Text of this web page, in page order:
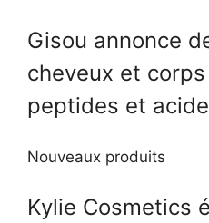
Gisou annonce
cheveux et
peptides et
Nouveaux produits
Kylie Cosmetics